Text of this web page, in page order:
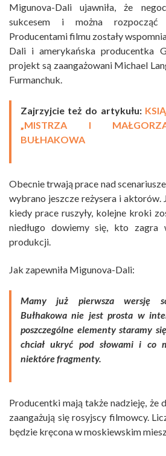
Migunova-Dali ujawniła, że
sukcesem i można
Producentami filmu zostały
Dali i amerykańska producentka
projekt są zaangażowani Michael
Furmanchuk.
Zajrzyjcie też do artykułu:
„MISTRZA I
BUŁHAKOWA
Obecnie trwają prace nad
wybrano jeszcze reżysera i aktorów.
kiedy prace ruszyły, kolejne kroki
niedługo dowiemy się, kto zagra
produkcji.
Jak zapewniła Migunova-Dali:
Mamy już pierwsza wersję
Bułhakowa nie jest prosta w
poszczególne elementy staramy
chciał ukryć pod słowami i co
niektóre fragmenty.
Producentki mają także nadzieję, że
zaangażują się rosyjscy filmowcy.
będzie kręcona w moskiewskim